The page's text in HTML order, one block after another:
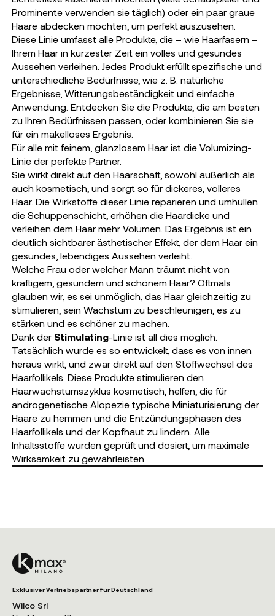
Prominente verwenden sie täglich) oder ein paar graue
Haare abdecken möchten, um perfekt auszusehen.
Diese Linie umfasst alle Produkte, die – wie Haarfasern –
Ihrem Haar in kürzester Zeit ein volles und gesundes
Aussehen verleihen. Jedes Produkt erfüllt spezifische und
unterschiedliche Bedürfnisse, wie z. B. natürliche
Ergebnisse, Witterungsbeständigkeit und einfache
Anwendung. Entdecken Sie die Produkte, die am besten
zu Ihren Bedürfnissen passen, oder kombinieren Sie sie
für ein makelloses Ergebnis.
Für alle mit feinem, glanzlosem Haar ist die Volumizing-
Linie der perfekte Partner.
Sie wirkt direkt auf den Haarschaft, sowohl äußerlich als
auch kosmetisch, und sorgt so für dickeres, volleres
Haar. Die Wirkstoffe dieser Linie reparieren und umhüllen
die Schuppenschicht, erhöhen die Haardicke und
verleihen dem Haar mehr Volumen. Das Ergebnis ist ein
deutlich sichtbarer ästhetischer Effekt, der dem Haar ein
gesundes, lebendiges Aussehen verleiht.
Welche Frau oder welcher Mann träumt nicht von
kräftigem, gesundem und schönem Haar? Oftmals
glauben wir, es sei unmöglich, das Haar gleichzeitig zu
stimulieren, sein Wachstum zu beschleunigen, es zu
stärken und es schöner zu machen.
Dank der Stimulating-Linie ist all dies möglich.
Tatsächlich wurde es so entwickelt, dass es von innen
heraus wirkt, und zwar direkt auf den Stoffwechsel des
Haarfollikels. Diese Produkte stimulieren den
Haarwachstumszyklus kosmetisch, helfen, die für
androgenetische Alopezie typische Miniaturisierung der
Haare zu hemmen und die Entzündungsphasen des
Haarfollikels und der Kopfhaut zu lindern. Alle
Inhaltsstoffe wurden geprüft und dosiert, um maximale
Wirksamkeit zu gewährleisten.
Exklusiver Vertriebspartner für Deutschland
Wilco Srl